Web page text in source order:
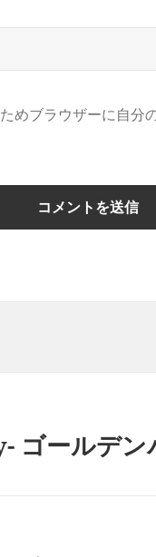
めブラウザーに自分
ールデン